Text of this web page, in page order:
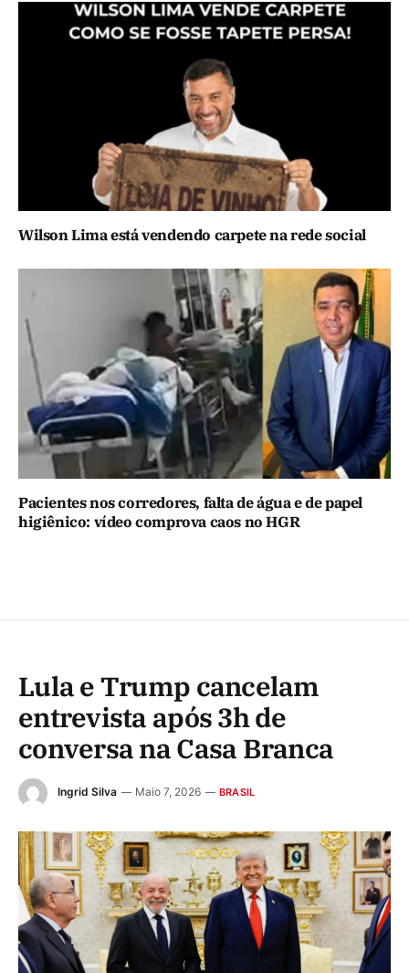
Wilson Lima está vendendo carpete na rede social
Pacientes nos corredores, falta de água e de papel
higiênico: vídeo comprova caos no HGR
Lula e Trump cancelam
entrevista após 3h de
conversa na Casa Branca
Ingrid Silva Maio 7, 2026 BRASIL